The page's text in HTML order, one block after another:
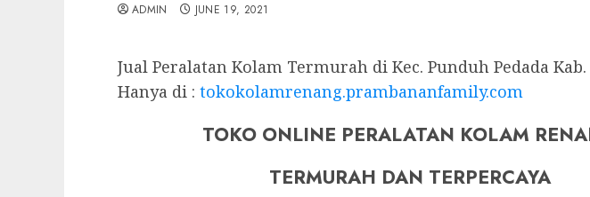
ADMIN JUNE 19, 2021
Jual Peralatan Kolam Termurah di Kec. Punduh Pedada
Hanya di : tokokolamrenang.prambananfamily.com
TOKO ONLINE PERALATAN KOLAM
TERMURAH DAN TERPERCAYA